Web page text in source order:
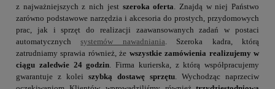
z najważniejszych z nich jest szeroka oferta . Znajdą w niej Państwo
zarówno podstawowe narzędzia i akcesoria do prostych, przydomowych
prac, jak i sprzęt do realizacji zaawansowanych zadań w postaci
automatycznychsystemów nawadniania . Szeroka kadra, którą
zatrudniamy sprawia również, że wszystkie zamówienia realizujemy w
ciągu zaledwie 24 godzin . Firma kurierska, z którą współpracujemy
gwarantuje z kolei szybką dostawę sprzętu . Wychodząc naprzeciw